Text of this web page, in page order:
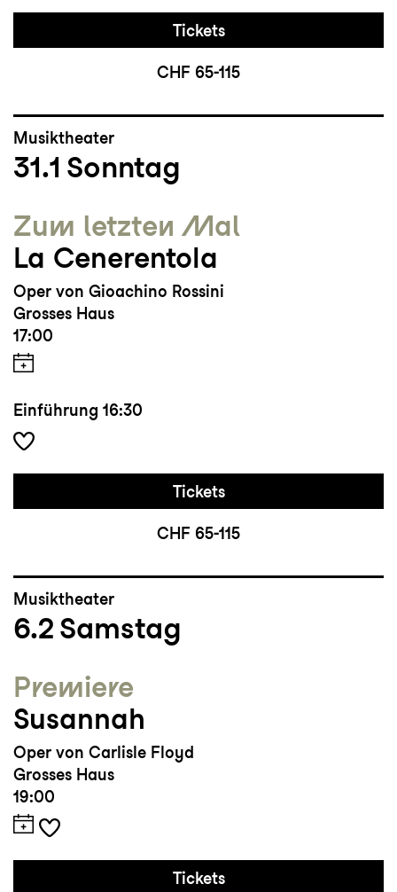
Tickets
CHF 65-115
Musiktheater
31.1 Sonntag
Zum letzten Mal
La Cenerentola
Oper von Gioachino Rossini
Grosses Haus
17:00
Einführung 16:30
Tickets
CHF 65-115
Musiktheater
6.2 Samstag
Premiere
Susannah
Oper von Carlisle Floyd
Grosses Haus
19:00
Tickets